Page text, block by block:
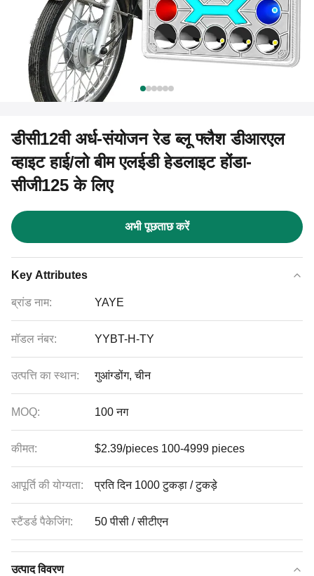
डीसी12वी अर्ध-संयोजन रेड ब्लू फ्लैश डीआरएल
व्हाइट हाई/लो बीम एलईडी हेडलाइट होंडा-
सीजी125 के लिए
अभी पूछताछ करें
Key Attributes
ब्रांड नाम: YAYE
मॉडल नंबर: YYBT-H-TY
उत्पत्ति का स्थान: गुआंग्डोंग, चीन
MOQ: 100 नग
कीमत: $2.39/pieces 100-4999 pieces
आपूर्ति की योग्यता: प्रति दिन 1000 टुकड़ा / टुकड़े
स्टैंडर्ड पैकेजिंग: 50 पीसी / सीटीएन
उत्पाद विवरण